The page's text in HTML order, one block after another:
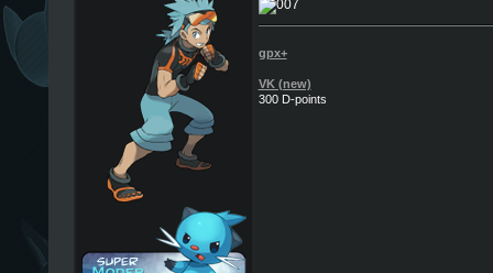
gpx+
VK (new)
300 D-points